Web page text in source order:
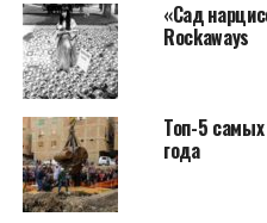
Рене Магритт “Человеческое
«Сад
Rockaways
Топ-5
года